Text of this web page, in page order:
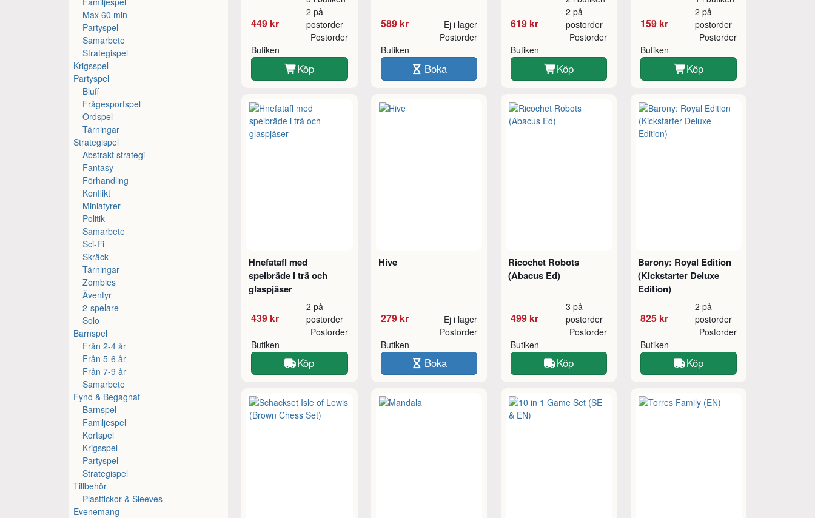
Max 60 min
Partyspel
Samarbete
Strategispel
Krigsspel
Partyspel
Bluff
Frågesportspel
Ordspel
Tärningar
Strategispel
Abstrakt strategi
Fantasy
Förhandling
Konflikt
Miniatyrer
Politik
Samarbete
Sci-Fi
Skräck
Tärningar
Zombies
Äventyr
2-spelare
Solo
Barnspel
Från 2-4 år
Från 5-6 år
Från 7-9 år
Samarbete
Fynd & Begagnat
Barnspel
Familjespel
Kortspel
Krigsspel
Partyspel
Strategispel
Tillbehör
Plastfickor & Sleeves
Evenemang
449 kr
2 på
postorder
Butiken
Postorder
Köp
589 kr Ej i lager
Butiken
Postorder
Boka
619 kr
2 på
postorder
Butiken
Postorder
Köp
159 kr
2 på
postorder
Butiken
Postorder
Köp
Hnefatafl med
spelbräde i trä och
glaspjäser
439 kr
2 på
postorder
Butiken
Postorder
Köp
Hive
279 kr Ej i lager
Butiken
Postorder
Boka
Ricochet Robots
(Abacus Ed)
499 kr
3 på
postorder
Butiken
Postorder
Köp
Barony: Royal Edition
(Kickstarter Deluxe
Edition)
825 kr
2 på
postorder
Butiken
Postorder
Köp